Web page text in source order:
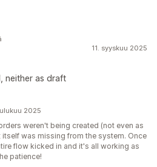
11. syyskuu 2025
neither as draft
2025
weren't being created (not even as
was missing from the system. Once
flow kicked in and it's all working as
patience!